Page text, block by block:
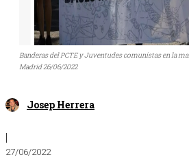
Banderas del PCTE y Juventudes comunistas en la
Madrid 26/06/2022
Josep Herrera
|
27/06/2022